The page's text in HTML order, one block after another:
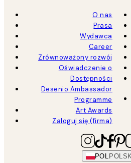
O nas
Prasa
Wydawca
Career
Zrównoważony rozwój
Oświadczenie o
Dostępności
Desenio Ambassador
Programme
Art Awards
Zaloguj się (firma)
POL POLSKI